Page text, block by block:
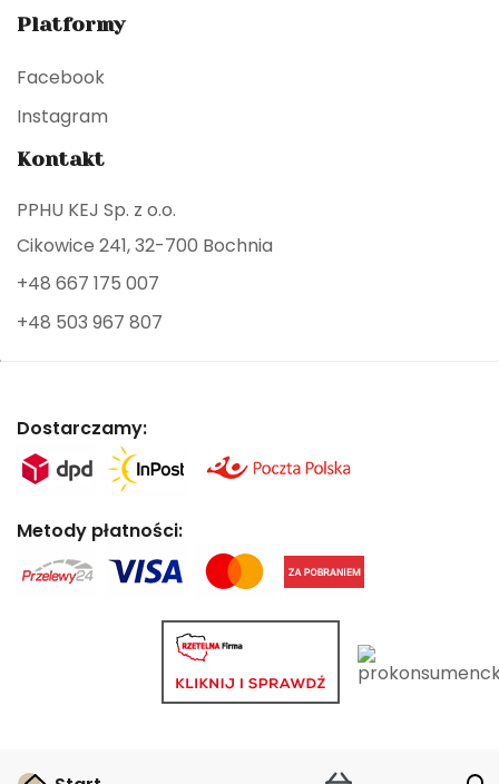
Platformy
Facebook
Instagram
Kontakt
PPHU KEJ Sp. z o.o.
Cikowice 241, 32-700 Bochnia
+48 667 175 007
+48 503 967 807
Dostarczamy:
Metody płatności: